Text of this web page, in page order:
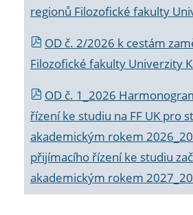
regionů Filozofické fakulty
OD č. 2/2026 k cestám
Filozofické fakulty Univerzity
OD č. 1_2026
řízení ke studiu na FF UK pro
akademickým rokem
přijímacího řízení ke studiu
akademickým rokem